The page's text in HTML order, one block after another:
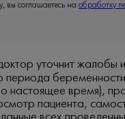
вы соглашаетесь на обработку
уточнит жалобы
периода
настоящее время),
пациента,